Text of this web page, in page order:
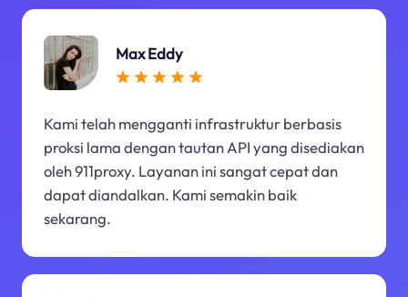
Max Eddy
Kami telah mengganti infrastruktur berbasis
proksi lama dengan tautan API yang disediakan
oleh 911proxy. Layanan ini sangat cepat dan
dapat diandalkan. Kami semakin baik
sekarang.